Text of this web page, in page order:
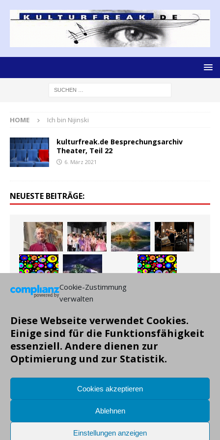
Cookie-Zustimmung
verwalten
Diese Webseite verwendet Cookies.
Einige sind für die Funktionsfähigkeit
essenziell. Andere dienen zur
Optimierung und zur Statistik.
Cookies akzeptieren
Ablehnen
Einstellungen anzeigen
HOME Ich bin Nijinski
kulturfreak.de Besprechungsarchiv
Theater, Teil 22
6. März 2021
NEUESTE BEITRÄGE: